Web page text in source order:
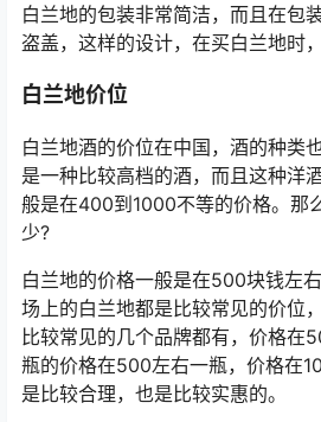
白兰地的包装非常简洁，而且在包
盗盖，这样的设计，在买白兰地时
白兰地价位
白兰地酒的价位在中国，酒的种类
是一种比较高档的酒，而且这种洋
般是在400到1000不等的价格。那
少?
白兰地的价格一般是在500块钱左
场上的白兰地都是比较常见的价位
比较常见的几个品牌都有，价格在
瓶的价格在500左右一瓶，价格在
是比较合理，也是比较实惠的。